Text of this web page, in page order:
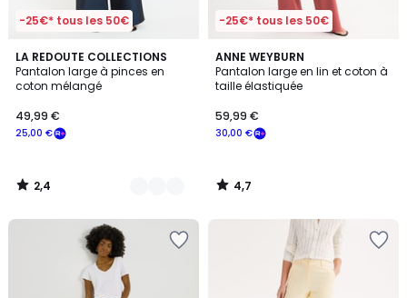
-25€* tous les 50€
LA REDOUTE COLLECTIONS
Pantalon large à pinces en
coton mélangé
25,00 €
49,99 €
2,4
/ 5
3
Couleurs
2,4
/
-25€* tous les 50€
ANNE WEYBURN
Pantalon large en lin et coton à
taille élastiquée
30,00 €
59,99 €
4,7
/ 5
4,7
/